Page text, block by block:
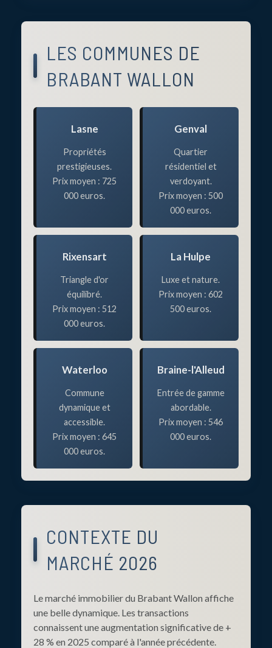
LES COMMUNES DE
BRABANT WALLON
Lasne
Propriétés
prestigieuses.
Prix moyen : 725
000 euros.
Genval
Quartier
résidentiel et
verdoyant.
Prix moyen : 500
000 euros.
Rixensart
Triangle d'or
équilibré.
Prix moyen : 512
000 euros.
La Hulpe
Luxe et nature.
Prix moyen : 602
500 euros.
Waterloo
Commune
dynamique et
accessible.
Prix moyen : 645
000 euros.
Braine-l'Alleud
Entrée de gamme
abordable.
Prix moyen : 546
000 euros.
CONTEXTE DU
MARCHÉ 2026
Le marché immobilier du Brabant Wallon affiche
une belle dynamique. Les transactions
connaissent une augmentation significative de +
28 % en 2025 comparé à l'année précédente.